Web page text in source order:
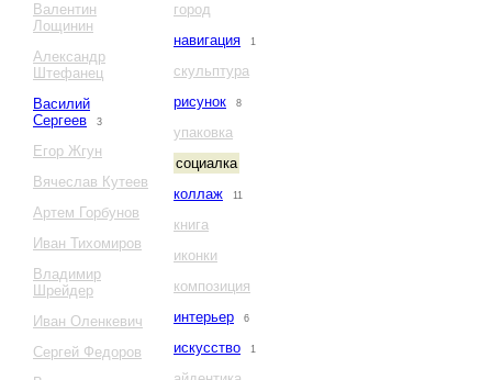
Валентин
Лощинин
Александр
Штефанец
Василий
Сергеев
3
Егор Жгун
Вячеслав Кутеев
Артем Горбунов
Иван Тихомиров
Владимир
Шрейдер
Иван Оленкевич
Сергей Федоров
город
навигация
1
скульптура
рисунок
8
упаковка
социалка
коллаж
11
книга
иконки
композиция
интерьер
6
искусство 1